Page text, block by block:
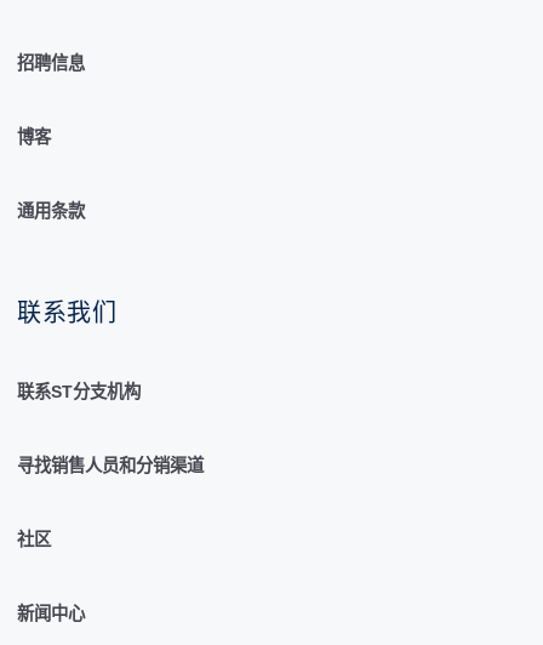
招聘信息
博客
通用条款
联系我们
联系ST分支机构
寻找销售人员和分销渠道
社区
新闻中心